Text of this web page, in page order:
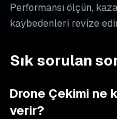
Performansı ölçün,
kaybedenleri revize
Sık sorulan
Drone Çekimi ne
verir?